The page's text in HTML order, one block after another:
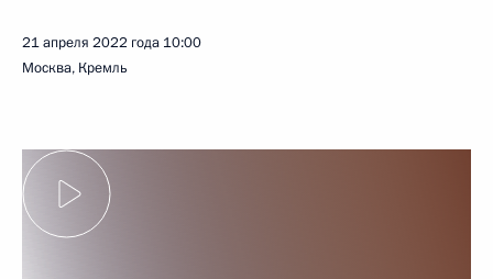
21 апреля 2022 года 10:00
Москва, Кремль